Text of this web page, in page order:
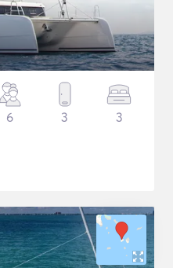
6 3 3